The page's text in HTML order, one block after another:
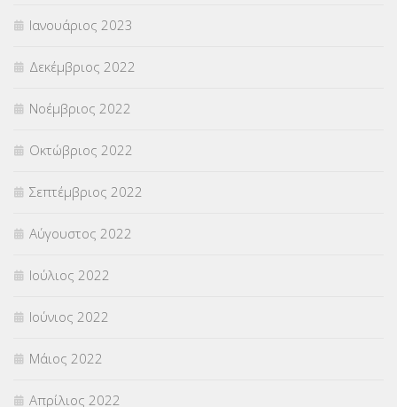
Ιανουάριος 2023
Δεκέμβριος 2022
Νοέμβριος 2022
Οκτώβριος 2022
Σεπτέμβριος 2022
Αύγουστος 2022
Ιούλιος 2022
Ιούνιος 2022
Μάιος 2022
Απρίλιος 2022